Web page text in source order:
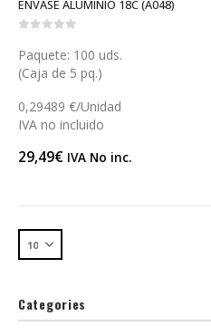
ENVASE ALUMINIO 18C (A048)
Paquete: 100 uds.
(Caja de 5 pq.)
0,29489 €/Unidad
IVA no incluido
29,49€ IVA No inc.
Categories